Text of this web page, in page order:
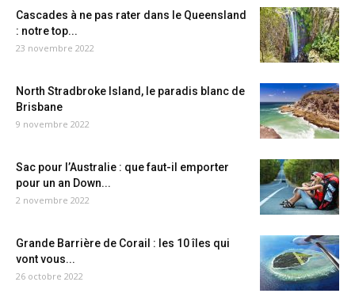
Cascades à ne pas rater dans le Queensland
: notre top...
23 novembre 2022
North Stradbroke Island, le paradis blanc de
Brisbane
9 novembre 2022
Sac pour l’Australie : que faut-il emporter
pour un an Down...
2 novembre 2022
Grande Barrière de Corail : les 10 îles qui
vont vous...
26 octobre 2022